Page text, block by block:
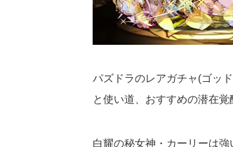
パズドラのレアガチャ(ゴッ
と使い道、おすすめの潜在
白耀の秘女神・カーリーは強